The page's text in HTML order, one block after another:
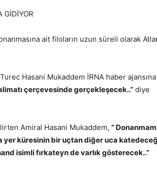
GİDİYOR
ait filoların uzun süreli olarak
Hasani Mukaddem İRNA haber ajansına
çerçevesinde gerçekleşecek..” diye
Amiral Hasani Mukaddem, ”
yer küresinin bir uçtan diğer uca
isimli fırkateyn de varlık gösterecek..”